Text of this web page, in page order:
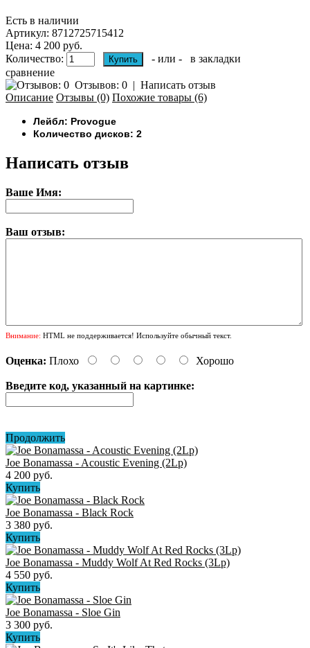
Есть в наличии
Артикул: 8712725715412
Цена: 4 200 руб.
Количество:
- или -
в закладки
сравнение
Отзывов: 0 | Написать отзыв
Описание Отзывы (0) Похожие товары (6)
Лейбл: Provogue
Количество дисков: 2
Написать отзыв
Ваше Имя:
Ваш отзыв:
Внимание: HTML не поддерживается! Используйте обычный текст.
Оценка: Плохо Хорошо
Введите код, указанный на картинке:
Продолжить
Joe Bonamassa - Acoustic Evening (2Lp)
4 200 руб.
Купить
Joe Bonamassa - Black Rock
3 380 руб.
Купить
Joe Bonamassa - Muddy Wolf At Red Rocks (3Lp)
4 550 руб.
Купить
Joe Bonamassa - Sloe Gin
3 300 руб.
Купить